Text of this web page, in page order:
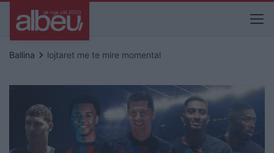
Ballina keyboard_arrow_right lojtaret me te mire momental